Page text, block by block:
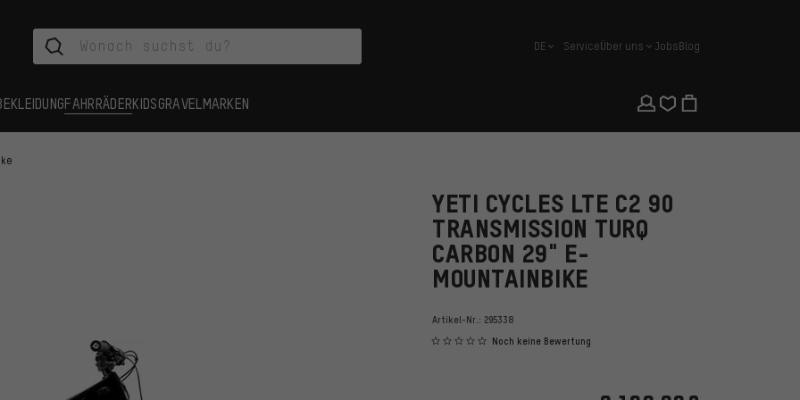
Deutsch
DE ServiceÜber uns JobsBlog
FAHRRÄDERKIDSGRAVEL MARKEN
YETI CYCLES LTE C2 90
TRANSMISSION TURQ
CARBON 29" E-
MOUNTAINBIKE
Artikel-Nr.: 295338
Noch keine Bewertung